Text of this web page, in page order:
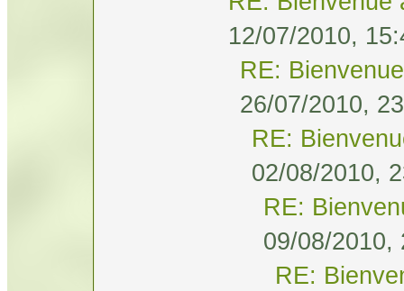
12/07/2010,
RE:
26/07/2010,
RE:
02/08/2010,
RE:
09/08/2010,
RE: